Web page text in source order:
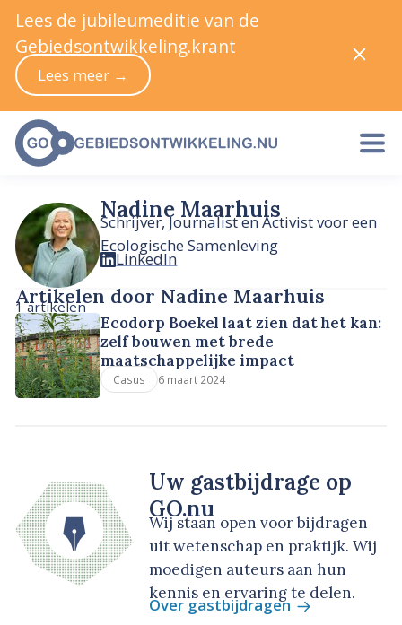
Nadine Maarhuis
Schrijver, Journalist en Activist voor een
Ecologische Samenleving
LinkedIn
Artikelen door Nadine Maarhuis
1 artikelen
Ecodorp Boekel laat zien dat het kan:
zelf bouwen met brede
maatschappelijke impact
Casus 6 maart 2024
Uw gastbijdrage op
GO.nu
Wij staan open voor bijdragen
uit wetenschap en praktijk. Wij
moedigen auteurs aan hun
kennis en ervaring te delen.
Over gastbijdragen
Lees de jubileumeditie van de
Gebiedsontwikkeling.krant
Lees meer →